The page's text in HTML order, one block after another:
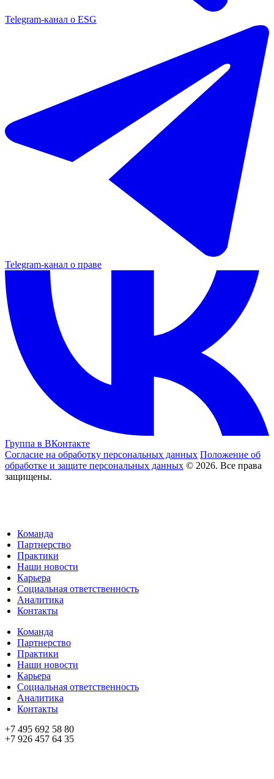
Telegram-канал о ESG
Telegram-канал о праве
Группа в ВКонтакте
Согласие на обработку персональных данных Положение об
обработке и защите персональных данных © 2026. Все права
защищены.
Команда
Партнерство
Практики
Наши новости
Карьера
Социальная ответственность
Аналитика
Контакты
Команда
Партнерство
Практики
Наши новости
Карьера
Социальная ответственность
Аналитика
Контакты
+7 495 692 58 80
+7 926 457 64 35